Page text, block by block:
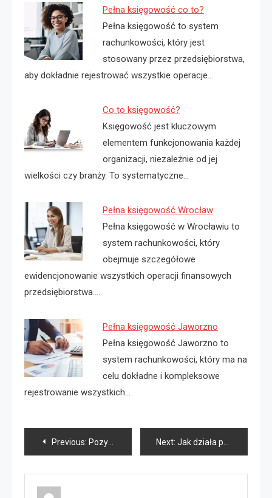
Pełna księgowość co to?
Pełna księgowość to system
rachunkowości, który jest
stosowany przez przedsiębiorstwa,
aby dokładnie rejestrować wszystkie operacje…
Co to księgowość?
Księgowość jest kluczowym
elementem funkcjonowania każdej
organizacji, niezależnie od jej
wielkości czy branży. To systematyczne…
Pełna księgowość Wrocław
Pełna księgowość w Wrocławiu to
system rachunkowości, który
obejmuje szczegółowe
ewidencjonowanie wszystkich operacji finansowych
przedsiębiorstwa.…
Pełna księgowość Jaworzno
Pełna księgowość Jaworzno to
system rachunkowości, który ma na
celu dokładne i kompleksowe
rejestrowanie wszystkich…
Nawigacja
wpisu
Previous: Pozycjonowanie ranking firm Next: Jak działa pełna księgowość?